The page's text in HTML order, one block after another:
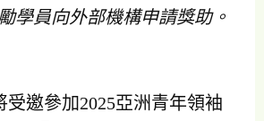
學員向外部機構申請獎助。
受邀參加2025亞洲青年領袖